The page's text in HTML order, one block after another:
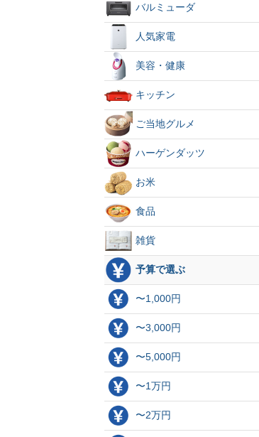
バルミューダ
人気家電
美容・健康
キッチン
ご当地グルメ
ハーゲンダッツ
お米
食品
雑貨
予算で選ぶ
〜1,000円
〜3,000円
〜5,000円
〜1万円
〜2万円